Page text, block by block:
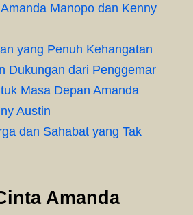
Manopo dan Kenny
yang Penuh Kehangatan
Dukungan dari Penggemar
Masa Depan Amanda
Austin
dan Sahabat yang Tak
Amanda